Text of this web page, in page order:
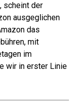
scheint der
ausgeglichen
das
mit
im
wir in erster Linie